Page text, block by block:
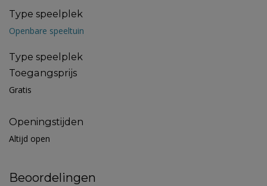
Type speelplek
Openbare speeltuin
Type speelplek
Toegangsprijs
Gratis
Openingstijden
Altijd open
Beoordelingen